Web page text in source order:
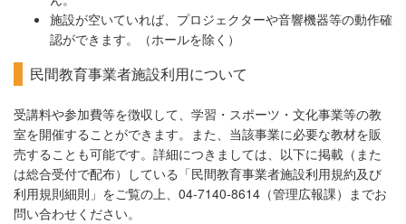
施設が空いていれば、プロジェクターや音響機器等の動作確
認ができます。（ホールを除く）
民間教育事業者施設利用について
受講料や参加費等を徴収して、学習・スポーツ・文化事業等の教
室を開催することができます。また、当該事業に必要な教材を販
売することも可能です。詳細につきましては、以下に掲載（また
は総合受付で配布）している「民間教育事業者施設利用規約及び
利用規則細則」をご覧の上、04-7140-8614（管理広報課）までお
問い合わせください。